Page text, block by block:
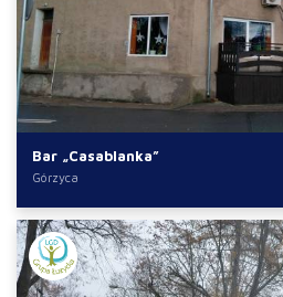
Bar „Casablanka”
Górzyca